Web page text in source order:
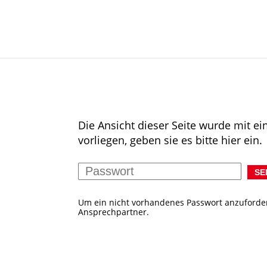
Die Ansicht dieser Seite wurde mit
vorliegen, geben sie es bitte hier ein.
Um ein nicht vorhandenes Passwort
Ansprechpartner.